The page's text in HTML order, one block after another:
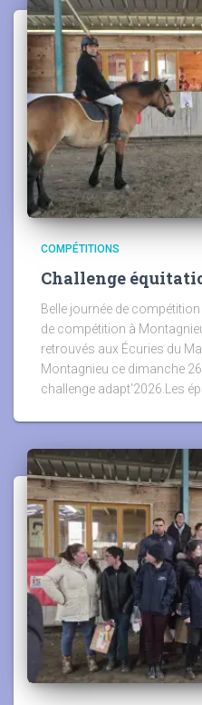
COMPÉTITIONS
Challenge
Belle journée de
de compétition à
retrouvés aux Écuries du
Montagnieu ce dimanche
challenge adapt’2026.Les